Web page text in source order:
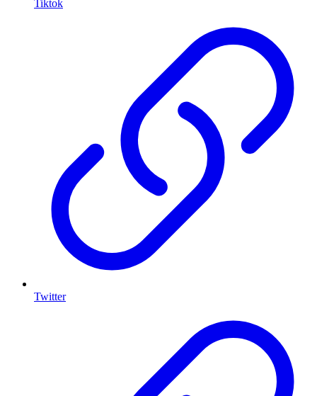
Tiktok
Twitter